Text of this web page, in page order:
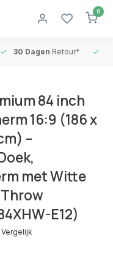
0
30 Dagen Retour*
84 inch
16:9 (186 x
–
met Witte
E12)
Vergelijk